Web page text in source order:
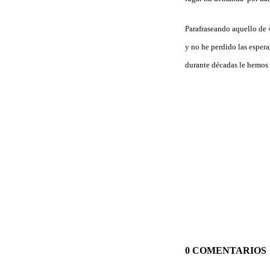
Parafraseando aquello
y no he perdido las
durante décadas le
0 COMENTARIOS